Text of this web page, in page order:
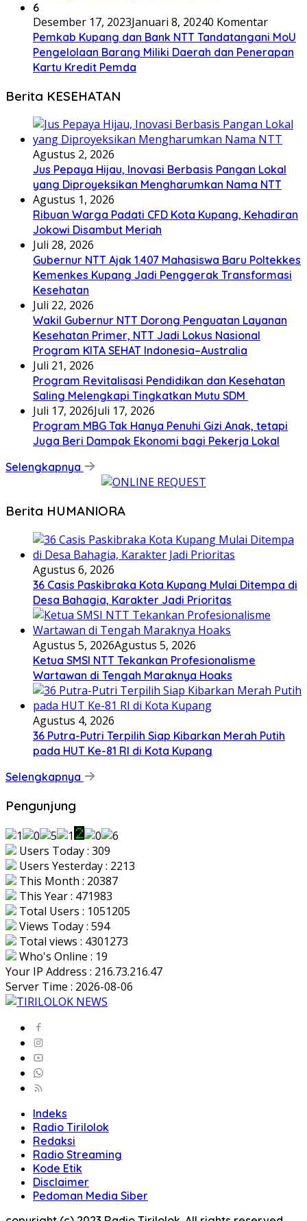
6
Desember 17, 2023Januari 8, 20240 Komentar
Pemkab Kupang dan Bank NTT Tandatangani MoU
Pengelolaan Barang Miliki Daerah dan Penerapan
Kartu Kredit Pemda
Berita KESEHATAN
Agustus 2, 2026
Jus Pepaya Hijau, Inovasi Berbasis Pangan Lokal
yang Diproyeksikan Mengharumkan Nama NTT
Agustus 1, 2026
Ribuan Warga Padati CFD Kota Kupang, Kehadiran
Jokowi Disambut Meriah
Juli 28, 2026
Gubernur NTT Ajak 1.407 Mahasiswa Baru Poltekkes
Kemenkes Kupang Jadi Penggerak Transformasi
Kesehatan
Juli 22, 2026
Wakil Gubernur NTT Dorong Penguatan Layanan
Kesehatan Primer, NTT Jadi Lokus Nasional
Program KITA SEHAT Indonesia–Australia
Juli 21, 2026
Program Revitalisasi Pendidikan dan Kesehatan
Saling Melengkapi Tingkatkan Mutu SDM
Juli 17, 2026Juli 17, 2026
Program MBG Tak Hanya Penuhi Gizi Anak, tetapi
Juga Beri Dampak Ekonomi bagi Pekerja Lokal
Selengkapnya
Berita HUMANIORA
Agustus 6, 2026
36 Casis Paskibraka Kota Kupang Mulai Ditempa di
Desa Bahagia, Karakter Jadi Prioritas
Agustus 5, 2026Agustus 5, 2026
Ketua SMSI NTT Tekankan Profesionalisme
Wartawan di Tengah Maraknya Hoaks
Agustus 4, 2026
36 Putra-Putri Terpilih Siap Kibarkan Merah Putih
pada HUT Ke-81 RI di Kota Kupang
Selengkapnya
Pengunjung
Users Today : 309
Users Yesterday : 2213
This Month : 20387
This Year : 471983
Total Users : 1051205
Views Today : 594
Total views : 4301273
Who's Online : 19
Your IP Address : 216.73.216.47
Server Time : 2026-08-06
Indeks
Radio Tirilolok
Redaksi
Radio Streaming
Kode Etik
Disclaimer
Pedoman Media Siber